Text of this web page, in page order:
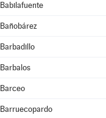
Babilafuente
Bañobárez
Barbadillo
Barbalos
Barceo
Barruecopardo